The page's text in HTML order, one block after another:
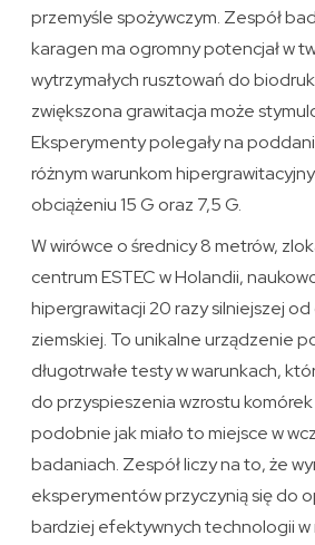
przemyśle spożywczym. Zespół
karagen ma ogromny potencjał w
wytrzymałych rusztowań do
zwiększona grawitacja może
Eksperymenty polegały na
różnym warunkom
obciążeniu 15 G oraz 7,5 G.
W wirówce o średnicy 8 metrów,
centrum ESTEC w Holandii,
hipergrawitacji 20 razy silniejszej
ziemskiej. To unikalne urządzenie
długotrwałe testy w warunkach,
do przyspieszenia wzrostu
podobnie jak miało to miejsce w
badaniach. Zespół liczy na to, że
eksperymentów przyczynią się do
bardziej efektywnych technologii